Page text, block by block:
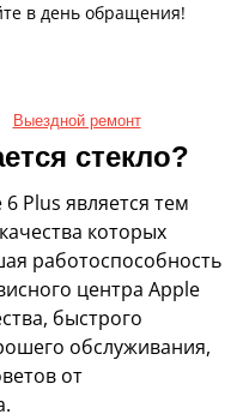
в день обращения!
Выездной ремонт
стекло?
Plus является тем
которых
работоспособность
центра Apple
быстрого
обслуживания,
от